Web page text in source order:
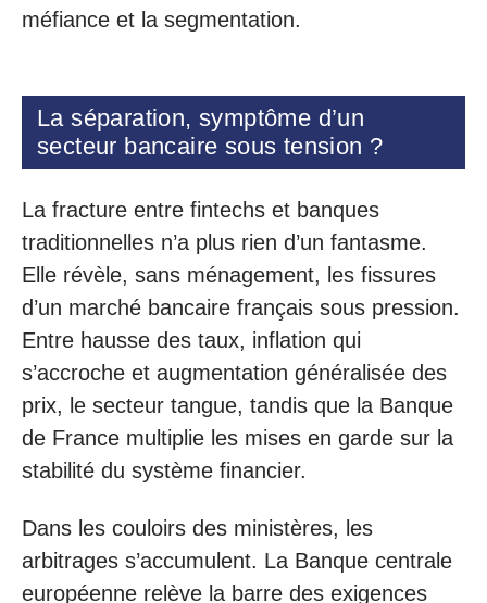
méfiance et la segmentation.
La séparation, symptôme d’un
secteur bancaire sous tension ?
La fracture entre fintechs et banques
traditionnelles n’a plus rien d’un fantasme.
Elle révèle, sans ménagement, les fissures
d’un marché bancaire français sous pression.
Entre hausse des taux, inflation qui
s’accroche et augmentation généralisée des
prix, le secteur tangue, tandis que la Banque
de France multiplie les mises en garde sur la
stabilité du système financier.
Dans les couloirs des ministères, les
arbitrages s’accumulent. La Banque centrale
européenne relève la barre des exigences